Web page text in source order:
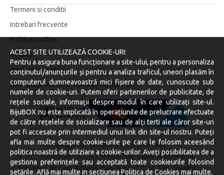
Termeni si conditii
Intrebari frecvente
Politica cookies
Retururi
Anulare comanda
Garantia produselor vandute de BijuBOX
© Copyright S.C. BIJUBOX S.R.L. © 2019 -2026.
Nr. R.C.: J2019001260331, C.U.I.: RO41357168, Capital social 200 RON.
Sediu social: Str. Calea Burdujeni, nr. 25, bl. 52, sc. C, ap. 7, loc. Suceava,
ACEST SITE UTILIZEAZĂ COOKIE-URI:
Pentru a asigura buna funcționare a site-ului, pentru a personaliza
conținutul/anunțurile și pentru a analiza traficul, uneori plasăm în
computerul dumneavoastră mici fișiere de date, cunoscute sub
numele de cookie-uri. Putem oferi partenerilor de publicitate, de
rețele sociale, informații despre modul în care utilizați site-ul.
BijuBOX nu este implicată în operațiunile de prelucrare efectuate
de către rețelele de socializare sau de alți terti ale căror site-uri
pot fi accesate prin intermediul unui link din site-ul nostru. Puteți
afla mai multe despre cookie-urile pe care le folosim aceesând
politica noastră de utilziare a cookie-urilor. Aveți posibilitatea de a
gestiona preferințele sau acceptată toate cookieurile folosind
setările. Află mai multe in sectiunea Politica de Cookiesmai multe.